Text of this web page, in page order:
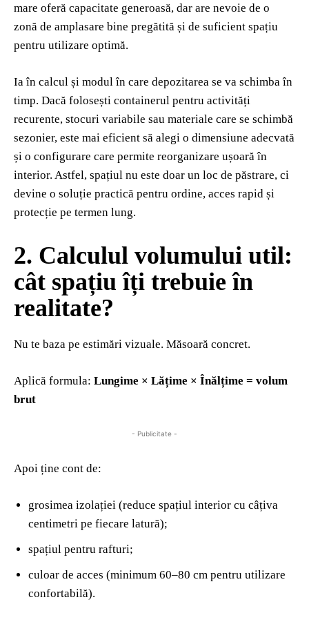
mare oferă capacitate generoasă, dar are nevoie de o
zonă de amplasare bine pregătită și de suficient spațiu
pentru utilizare optimă.
Ia în calcul și modul în care depozitarea se va schimba în
timp. Dacă folosești containerul pentru activități
recurente, stocuri variabile sau materiale care se schimbă
sezonier, este mai eficient să alegi o dimensiune adecvată
și o configurare care permite reorganizare ușoară în
interior. Astfel, spațiul nu este doar un loc de păstrare, ci
devine o soluție practică pentru ordine, acces rapid și
protecție pe termen lung.
2. Calculul volumului util:
cât spațiu îți trebuie în
realitate?
Nu te baza pe estimări vizuale. Măsoară concret.
Aplică formula: Lungime × Lățime × Înălțime = volum
brut
- Publicitate -
Apoi ține cont de:
grosimea izolației (reduce spațiul interior cu câțiva
centimetri pe fiecare latură);
spațiul pentru rafturi;
culoar de acces (minimum 60–80 cm pentru utilizare
confortabilă).